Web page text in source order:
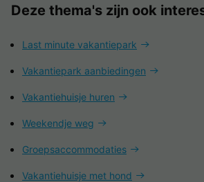
Deze thema's zijn ook
Last minute vakantiepark
Vakantiepark aanbiedingen
Vakantiehuisje huren
Weekendje weg
Groepsaccommodaties
Vakantiehuisje met hond